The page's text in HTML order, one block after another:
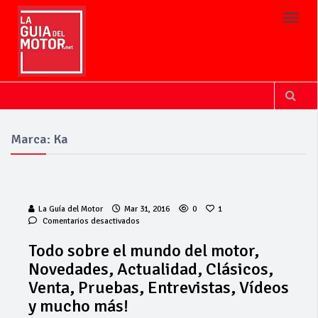
Marca: Ka
La Guía del Motor Mar 31, 2016 0
1
Comentarios desactivados
el
mundo
del
motor,
Todo sobre el mundo del motor,
Novedades, Actualidad, Clásicos,
Venta, Pruebas, Entrevistas, Vídeos
y mucho más!
La Junta
implementa
mejoras en la